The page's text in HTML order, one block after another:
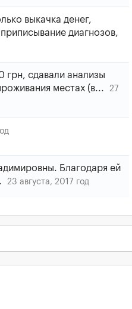
выкачка денег,
диагнозов,
грн, сдавали анализы
местах (в...
27
Благодаря ей
23 августа, 2017 год